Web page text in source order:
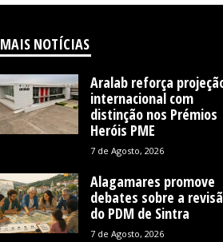
MAIS NOTÍCIAS
Aralab reforça
internacional com
distinção nos Prémios
Heróis PME
7 de Agosto, 2026
Alagamares promove
debates sobre a
do PDM de Sintra
7 de Agosto, 2026